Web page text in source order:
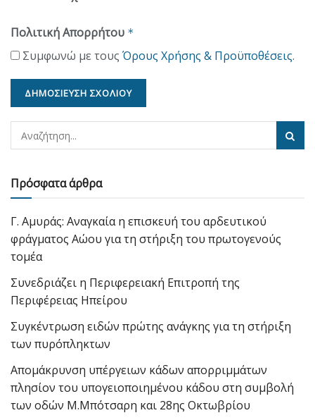
Πολιτική Απορρήτου *
Συμφωνώ με τους Όρους Χρήσης & Προϋποθέσεις.
Πρόσφατα άρθρα
Γ. Αμυράς: Αναγκαία η επισκευή του αρδευτικού
φράγματος Αώου για τη στήριξη του πρωτογενούς
τομέα
Συνεδριάζει η Περιφερειακή Επιτροπή της
Περιφέρειας Ηπείρου
Συγκέντρωση ειδών πρώτης ανάγκης για τη στήριξη
των πυρόπληκτων
Απομάκρυνση υπέργειων κάδων απορριμμάτων
πλησίον του υπογειοποιημένου κάδου στη συμβολή
των οδών Μ.Μπότσαρη και 28ης Οκτωβρίου